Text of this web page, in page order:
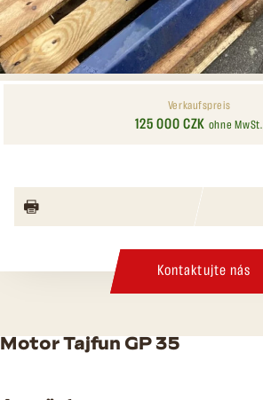
Verkaufspreis
125 000 CZK ohne MwSt.
Kontaktujte nás
Motor Tajfun GP 35